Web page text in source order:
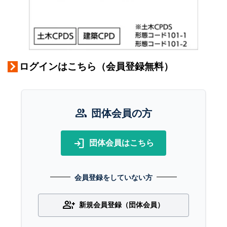
ログインはこちら（会員登録無料）
group 団体会員の方
login 団体会員はこちら
会員登録をしていない方
group_add 新規会員登録（団体会員）